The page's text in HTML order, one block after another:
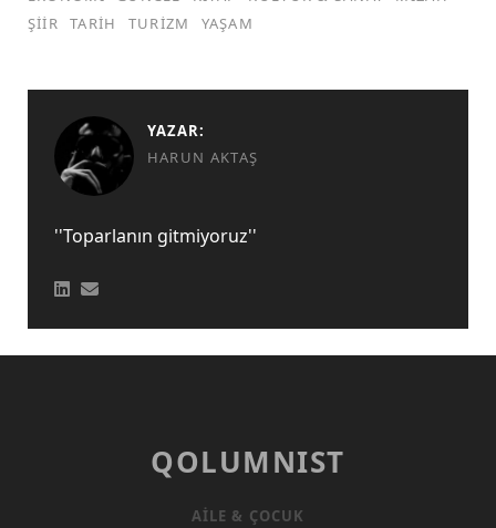
ŞIIR
TARIH TURIZM YAŞAM
YAZAR:
HARUN AKTAŞ
''Toparlanın gitmiyoruz''
QOLUMNIST
AILE & ÇOCUK